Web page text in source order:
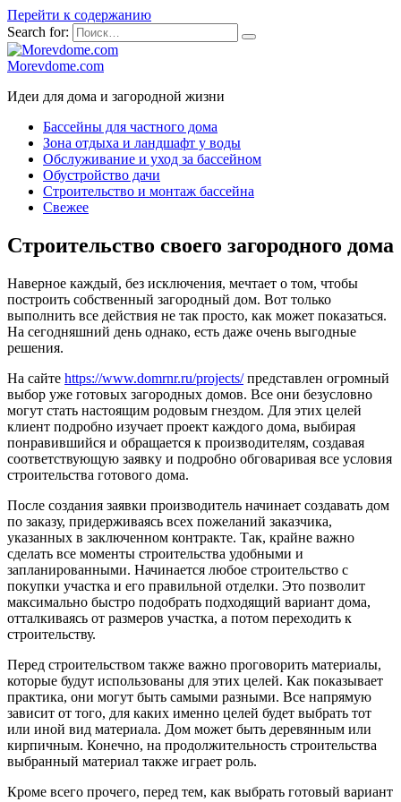
Перейти к содержанию
Search for:
Morevdome.com
Идеи для дома и загородной жизни
Бассейны для частного дома
Зона отдыха и ландшафт у воды
Обслуживание и уход за бассейном
Обустройство дачи
Строительство и монтаж бассейна
Свежее
Строительство своего загородного дома
Наверное каждый, без исключения, мечтает о том, чтобы
построить собственный загородный дом. Вот только
выполнить все действия не так просто, как может показаться.
На сегодняшний день однако, есть даже очень выгодные
решения.
На сайте https://www.domrnr.ru/projects/представлен огромный
выбор уже готовых загородных домов. Все они безусловно
могут стать настоящим родовым гнездом. Для этих целей
клиент подробно изучает проект каждого дома, выбирая
понравившийся и обращается к производителям, создавая
соответствующую заявку и подробно обговаривая все условия
строительства готового дома.
После создания заявки производитель начинает создавать дом
по заказу, придерживаясь всех пожеланий заказчика,
указанных в заключенном контракте. Так, крайне важно
сделать все моменты строительства удобными и
запланированными. Начинается любое строительство с
покупки участка и его правильной отделки. Это позволит
максимально быстро подобрать подходящий вариант дома,
отталкиваясь от размеров участка, а потом переходить к
строительству.
Перед строительством также важно проговорить материалы,
которые будут использованы для этих целей. Как показывает
практика, они могут быть самыми разными. Все напрямую
зависит от того, для каких именно целей будет выбрать тот
или иной вид материала. Дом может быть деревянным или
кирпичным. Конечно, на продолжительность строительства
выбранный материал также играет роль.
Кроме всего прочего, перед тем, как выбрать готовый вариант